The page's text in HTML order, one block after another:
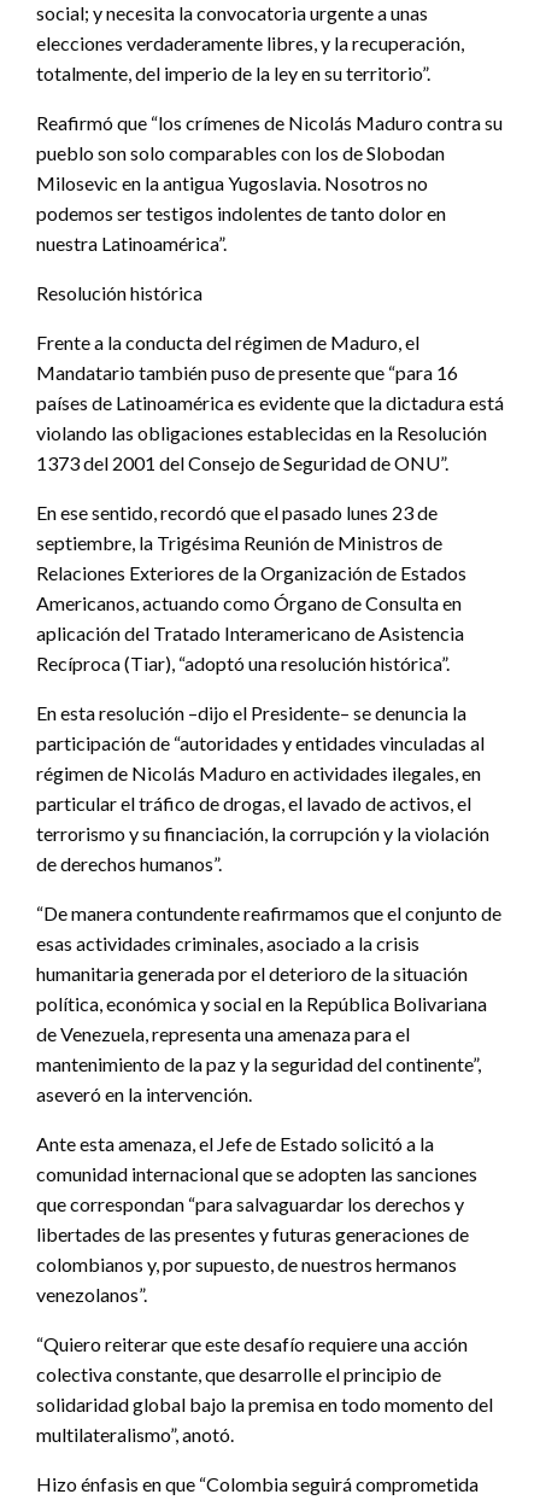
social; y necesita la convocatoria urgente a unas
elecciones verdaderamente libres, y la recuperación,
totalmente, del imperio de la ley en su territorio”.
Reafirmó que “los crímenes de Nicolás Maduro contra su
pueblo son solo comparables con los de Slobodan
Milosevic en la antigua Yugoslavia. Nosotros no
podemos ser testigos indolentes de tanto dolor en
nuestra Latinoamérica”.
Resolución histórica
Frente a la conducta del régimen de Maduro, el
Mandatario también puso de presente que “para 16
países de Latinoamérica es evidente que la dictadura está
violando las obligaciones establecidas en la Resolución
1373 del 2001 del Consejo de Seguridad de ONU”.
En ese sentido, recordó que el pasado lunes 23 de
septiembre, la Trigésima Reunión de Ministros de
Relaciones Exteriores de la Organización de Estados
Americanos, actuando como Órgano de Consulta en
aplicación del Tratado Interamericano de Asistencia
Recíproca (Tiar), “adoptó una resolución histórica”.
En esta resolución –dijo el Presidente– se denuncia la
participación de “autoridades y entidades vinculadas al
régimen de Nicolás Maduro en actividades ilegales, en
particular el tráfico de drogas, el lavado de activos, el
terrorismo y su financiación, la corrupción y la violación
de derechos humanos”.
“De manera contundente reafirmamos que el conjunto de
esas actividades criminales, asociado a la crisis
humanitaria generada por el deterioro de la situación
política, económica y social en la República Bolivariana
de Venezuela, representa una amenaza para el
mantenimiento de la paz y la seguridad del continente”,
aseveró en la intervención.
Ante esta amenaza, el Jefe de Estado solicitó a la
comunidad internacional que se adopten las sanciones
que correspondan “para salvaguardar los derechos y
libertades de las presentes y futuras generaciones de
colombianos y, por supuesto, de nuestros hermanos
venezolanos”.
“Quiero reiterar que este desafío requiere una acción
colectiva constante, que desarrolle el principio de
solidaridad global bajo la premisa en todo momento del
multilateralismo”, anotó.
Hizo énfasis en que “Colombia seguirá comprometida